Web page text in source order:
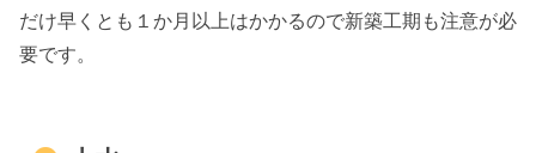
だけ早くとも１か月以上はかかるので新築工期も注意が必
要です。